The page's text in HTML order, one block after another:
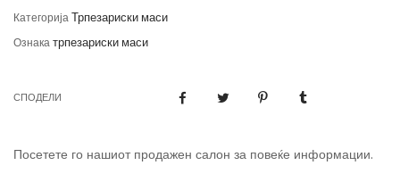
КатегоријаТрпезариски маси
Ознакатрпезариски маси
СПОДЕЛИ
Посетете го нашиот продажен салон за повеќе информации.